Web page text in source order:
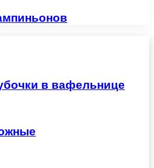
в вафельнице